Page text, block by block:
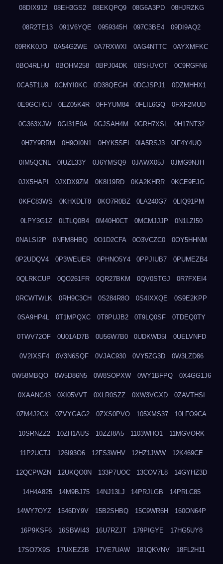
08DIX912 08EH3GS2 08EKQPQ9 08G6A3PD 08HJRZKG
08R2TE13 091V6YQE 0959345H 097C3BE4 09DI9AQ2
09RKK0JO 0A54G2WE 0A7RXWXI 0AG4NTTC 0AYXMFKC
0BO4RLHU 0BOHM258 0BPJ04DK 0BSHJVOT 0C9RGFN6
0CA5T1U9 0CMYI0KC 0D38QEGH 0DCJSPJ1 0DZMHHX1
0E9GCHCU 0EZ05K4R 0FFYUM84 0FLIL6GQ 0FXF2MUD
0G363XJW 0GI31E0A 0GJSAH4M 0GRH7XSL 0H17NT32
0H7Y9RRM 0H9OI0N1 0HYK5SEI 0IA5RSJ3 0IF4Y4UQ
0IM5QCNL 0IUZL33Y 0J6YMSQ9 0JAWX05J 0JMG9NJH
0JX5HAPI 0JXDX9ZM 0K8I19RD 0KA2KHRR 0KCE9EJG
0KFC83WS 0KHXDLT8 0KO7R0BZ 0LA240G7 0LIQ91PM
0LPY3G1Z 0LTLQ0B4 0M40H0CT 0MCMJJJP 0N1LZI50
0NALSI2P 0NFM8HBQ 0O1D2CFA 0O3VCZC0 0OY5HHNM
0P2UDQV4 0P3WEUER 0PHNO5Y4 0PPJIUB7 0PUMEZB4
0QLRKCUP 0QO261FR 0QR27BKM 0QV0STGJ 0R7FXEI4
0RCWTWLK 0RH9C3CH 0S284R8O 0S4IXXQE 0S9E2KPP
0SA9HP4L 0T1MPQXC 0T8PUJB2 0T9LQ0SF 0TDEQ0TY
0TWV72OF 0U01AD7B 0U56W7B0 0UDKWD5I 0UELVNFD
0V2IXSF4 0V3N6SQF 0VJAC930 0VY5ZG3D 0W3LZD86
0W58MBQO 0W5D86N5 0W8SOPXW 0WY1BFPQ 0X4GG1J6
0XAANC43 0XI05VVT 0XLR0SZZ 0XW3VGXD 0ZAVTHSI
0ZM4J2CX 0ZVYGAG2 0ZXS0PVO 105XMS37 10LFO9CA
10SRNZZ2 10ZH1AUS 10ZZI8A5 1103WHO1 11MGVORK
11P2UCTJ 126I93O6 12FS3WHV 12HZ1JWW 12K469CE
12QCPWZN 12UKQO0N 133P7UOC 13COV7L8 14GYHZ3D
14H4A825 14M9BJ75 14NJ13LJ 14PRJLGB 14PRLC85
14WY7OYZ 1546DY9V 15B2SHBQ 15C9WR6H 160ON64P
16P9KSF6 16SBWI43 16U7RZJT 179PIGYE 17HG5UY8
17SO7X9S 17UXEZ2B 17VE7UAW 181QKVNV 18FL2H11